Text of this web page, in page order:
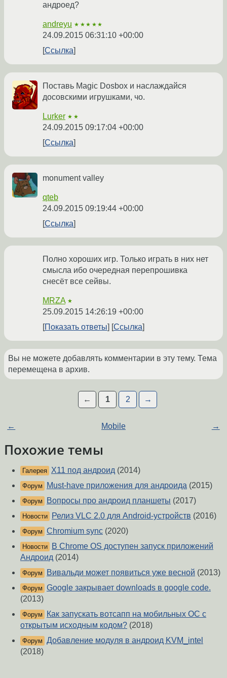
андроед?
andreyu ★★★★★
24.09.2015 06:31:10 +00:00
Ссылка
Поставь Magic Dosbox и наслаждайся
досовскими игрушками, чо.
Lurker ★★
24.09.2015 09:17:04 +00:00
Ссылка
monument valley
qteb
24.09.2015 09:19:44 +00:00
Ссылка
Полно хороших игр. Только играть в них нет
смысла ибо очередная перепрошивка
снесёт все сейвы.
MRZA ★
25.09.2015 14:26:19 +00:00
Показать ответы
Ссылка
Вы не можете добавлять комментарии в эту тему. Тема
перемещена в архив.
← 1 2 →
← Mobile →
Похожие темы
Галерея X11 под андроид (2014)
Форум Must-have приложения для андроида (2015)
Форум Вопросы про андроид планшеты (2017)
Новости Релиз VLC 2.0 для Android-устройств (2016)
Форум Chromium sync (2020)
Новости
В Chrome OS доступен запуск приложений
Андроид (2014)
Форум Вивальди может появиться уже весной (2013)
Форум Google закрывает downloads в google code.
(2013)
Форум
Как запускать вотсапп на мобильных ОС с
открытым исходным кодом? (2018)
Форум Добавление модуля в андроид KVM_intel
(2018)